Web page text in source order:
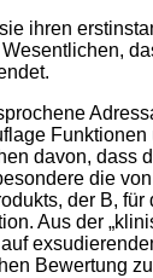
ihren
davon,
die
der B,
Aus der
Bewertung